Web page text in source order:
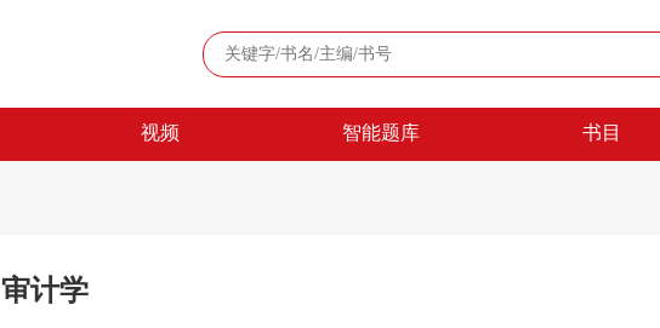
视频 智能题库 书目
审计学